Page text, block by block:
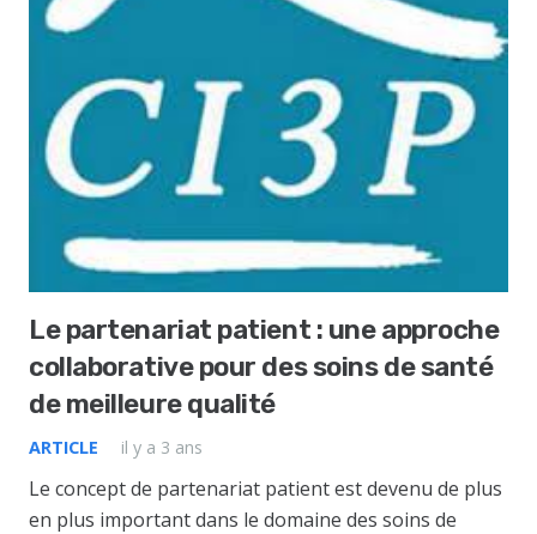
Le partenariat patient : une approche
collaborative pour des soins de santé
de meilleure qualité
ARTICLE il y a 3 ans
Le concept de partenariat patient est devenu de plus
en plus important dans le domaine des soins de